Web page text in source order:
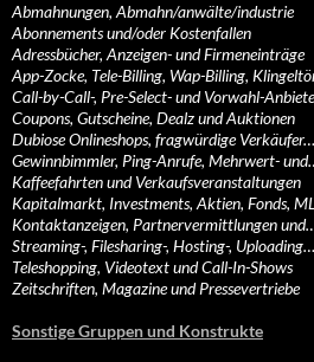
Abmahnungen, Abmahn/anwälte/industrie
Abonnements und/oder Kostenfallen
Adressbücher, Anzeigen- und Firmeneinträge
App-Zocke, Tele-Billing, Wap-Billing,
Call-by-Call-, Pre-Select- und Vorwahl-
Coupons, Gutscheine, Dealz und Auktionen
Dubiose Onlineshops, fragwürdige Verkäufer…
Gewinnbimmler, Ping-Anrufe, Mehrwert-
Kaffeefahrten und Verkaufsveranstaltungen
Kapitalmarkt, Investments, Aktien, Fonds,
Kontaktanzeigen, Partnervermittlungen
Streaming-, Filesharing-, Hosting-, Uploading…
Teleshopping, Videotext und Call-In-Shows
Zeitschriften, Magazine und Pressevertriebe
Sonstige Gruppen und Konstrukte